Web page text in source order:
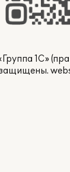
1С»
защищены.